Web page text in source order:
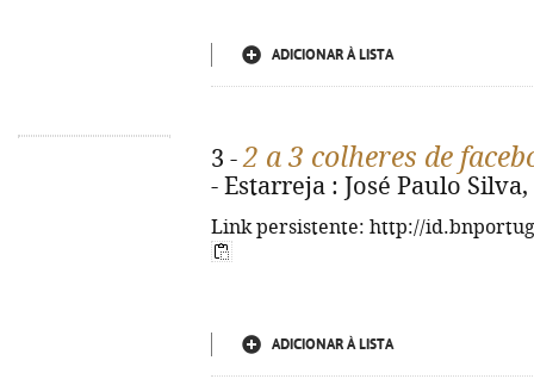
ADICIONAR À LISTA
3 -2 a 3 colheres de
- Estarreja : José Paulo
Link persistente: http://
ADICIONAR À LISTA